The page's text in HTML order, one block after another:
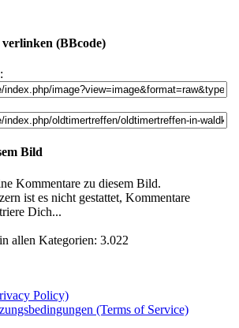
(BBcode)
Bild
Kommentare zu diesem Bild.
ist es nicht gestattet, Kommentare
Dich...
allen Kategorien: 3.022
Policy)
(Terms of Service)